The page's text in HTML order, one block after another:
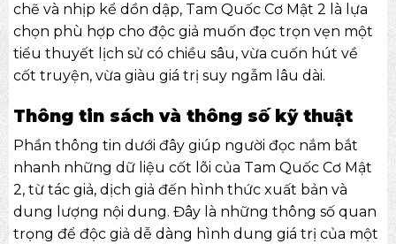
chẽ và nhịp kể dồn dập, Tam Quốc Cơ Mật 2 là lựa
chọn phù hợp cho độc giả muốn đọc trọn vẹn một
tiểu thuyết lịch sử có chiều sâu, vừa cuốn hút về
cốt truyện, vừa giàu giá trị suy ngẫm lâu dài.
Thông tin sách và thông số kỹ thuật
Phần thông tin dưới đây giúp người đọc nắm bắt
nhanh những dữ liệu cốt lõi của Tam Quốc Cơ Mật
2, từ tác giả, dịch giả đến hình thức xuất bản và
dung lượng nội dung. Đây là những thông số quan
trọng để độc giả dễ dàng hình dung giá trị của một